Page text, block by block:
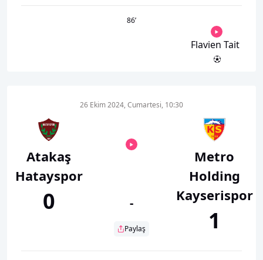
86’
Flavien Tait
Atakaş
Hatayspor
0
26 Ekim 2024, Cumartesi, 10:30
-
Paylaş
Metro
Holding
Kayserispor
1